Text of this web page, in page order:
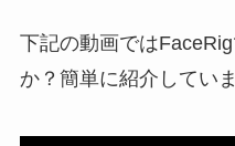
下記の動画では
か？簡単に紹介してい